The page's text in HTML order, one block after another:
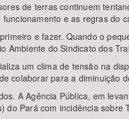
de terras continuem
e as regras do
e fazer. Quando o
do Sindicato dos
um clima de tensão na
colaborar para a diminuição
A Agência Pública, em
do Pará com incidência sobre